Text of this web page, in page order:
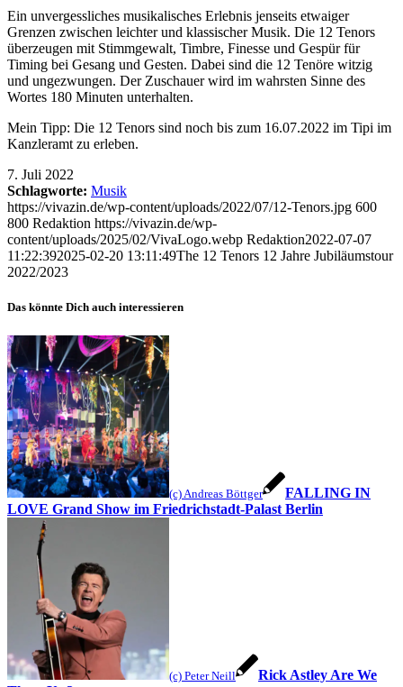
Ein unvergessliches musikalisches Erlebnis jenseits etwaiger
Grenzen zwischen leichter und klassischer Musik. Die 12 Tenors
überzeugen mit Stimmgewalt, Timbre, Finesse und Gespür für
Timing bei Gesang und Gesten. Dabei sind die 12 Tenöre witzig
und ungezwungen. Der Zuschauer wird im wahrsten Sinne des
Wortes 180 Minuten unterhalten.
Mein Tipp: Die 12 Tenors sind noch bis zum 16.07.2022 im Tipi im
Kanzleramt zu erleben.
7. Juli 2022
Schlagworte: Musik
https://vivazin.de/wp-content/uploads/2022/07/12-Tenors.jpg 600
800 Redaktion https://vivazin.de/wp-
content/uploads/2025/02/VivaLogo.webp Redaktion2022-07-07
11:22:392025-02-20 13:11:49The 12 Tenors 12 Jahre Jubiläumstour
2022/2023
Das könnte Dich auch interessieren
(c) Andreas Böttger
FALLING IN
LOVE Grand Show im Friedrichstadt-Palast Berlin
(c) Peter Neill
Rick Astley Are We